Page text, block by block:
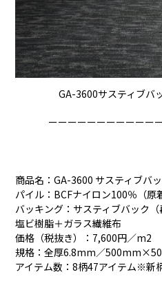
GA-3600サスティブ
ーーーーーーーーーーー
商品名：GA-3600 サスティブバ
パイル：BCFナイロン100％（原
バッキング：サスティブバック（
塩ビ樹脂＋ガラス繊維布
価格（税抜き）：7,600円／m2
規格：全厚6.8mm／
アイテム数：8柄47アイテム※新